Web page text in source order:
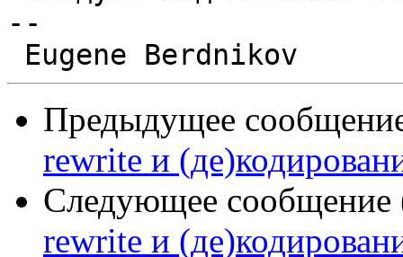
--
Предыдущее
rewrite и
Следующее сообщение
rewrite и